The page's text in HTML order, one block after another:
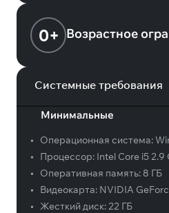
0+ Возрастное
Системные требования
Минимальные
• Операционная система:
•
Процессор: Intel Core i5 2.9
•
Оперативная память: 8 ГБ
•
Видеокарта: NVIDIA
•
Жесткий диск:22 ГБ